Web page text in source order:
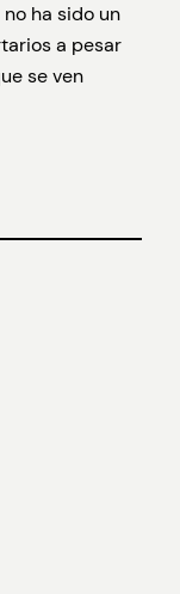
ha sido un
a pesar
se ven